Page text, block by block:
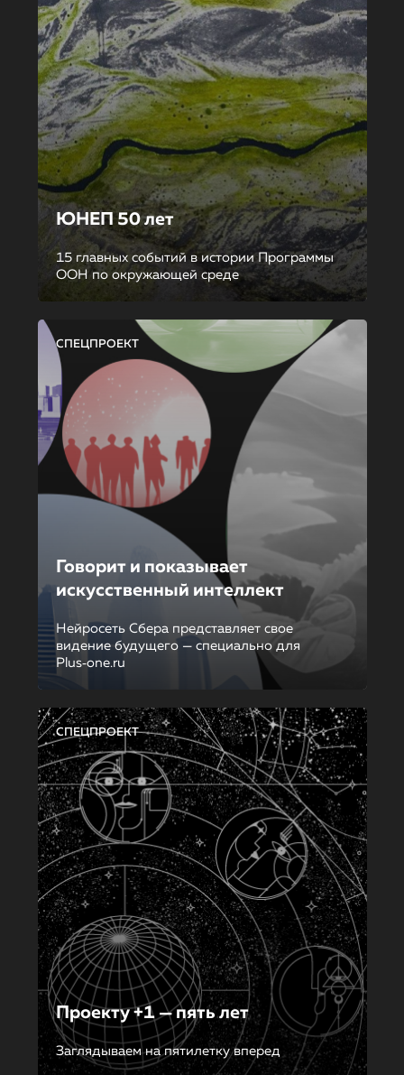
ЮНЕП 50 лет
15 главных событий в истории Программы
ООН по окружающей среде
СПЕЦПРОЕКТ
Говорит и показывает
искусственный интеллект
Нейросеть Сбера представляет свое
видение будущего — специально для
Plus‑one.ru
СПЕЦПРОЕКТ
Проекту +1 — пять лет
Заглядываем на пятилетку вперед